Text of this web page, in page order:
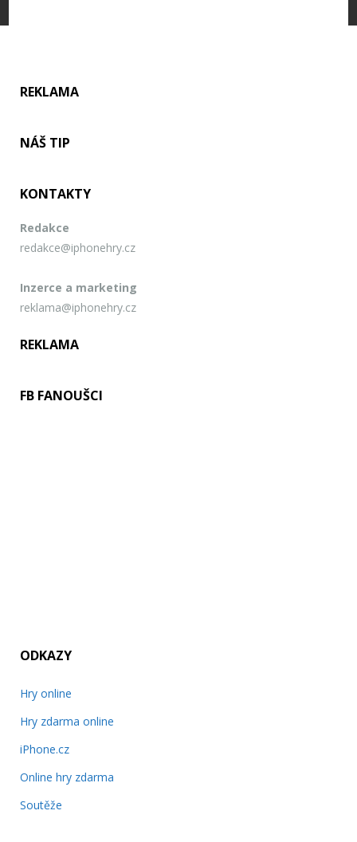
REKLAMA
NÁŠ TIP
KONTAKTY
Redakce
redakce@iphonehry.cz
Inzerce a marketing
reklama@iphonehry.cz
REKLAMA
FB FANOUŠCI
ODKAZY
Hry online
Hry zdarma online
iPhone.cz
Online hry zdarma
Soutěže